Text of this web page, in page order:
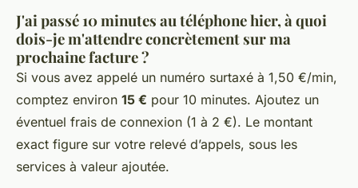
J'ai passé 10 minutes au téléphone hier, à quoi
dois-je m'attendre concrètement sur ma
prochaine facture ?
Si vous avez appelé un numéro surtaxé à 1,50 €/min,
comptez environ 15 € pour 10 minutes. Ajoutez un
éventuel frais de connexion (1 à 2 €). Le montant
exact figure sur votre relevé d’appels, sous les
services à valeur ajoutée.